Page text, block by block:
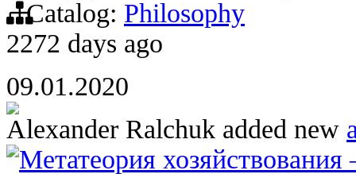
Catalog: Philosophy
2272 days ago
09.01.2020
Alexander Ralchuk added new
Метатеория хозяйствования